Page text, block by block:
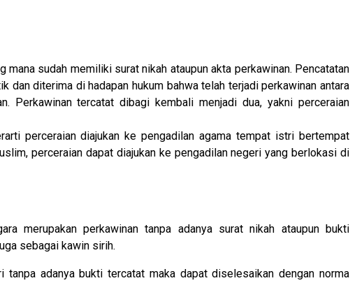
mana sudah memiliki surat nikah ataupun akta perkawinan. Pencatatan
dan diterima di hadapan hukum bahwa telah terjadi perkawinan antara
Perkawinan tercatat dibagi kembali menjadi dua, yakni perceraian
perceraian diajukan ke pengadilan agama tempat istri bertempat
perceraian dapat diajukan ke pengadilan negeri yang berlokasi di
merupakan perkawinan tanpa adanya surat nikah ataupun bukti
sebagai kawin sirih.
tanpa adanya bukti tercatat maka dapat diselesaikan dengan norma